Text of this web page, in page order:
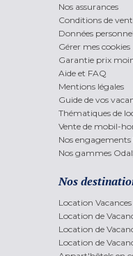
Nos assurances
Conditions de
Données
Gérer mes cookies
Garantie prix
Aide et FAQ
Mentions légales
Guide de vos
Thématiques de
Vente de mobil-
Nos engagements
Nos gammes
Nos
Location
Location de
Location de
Location de